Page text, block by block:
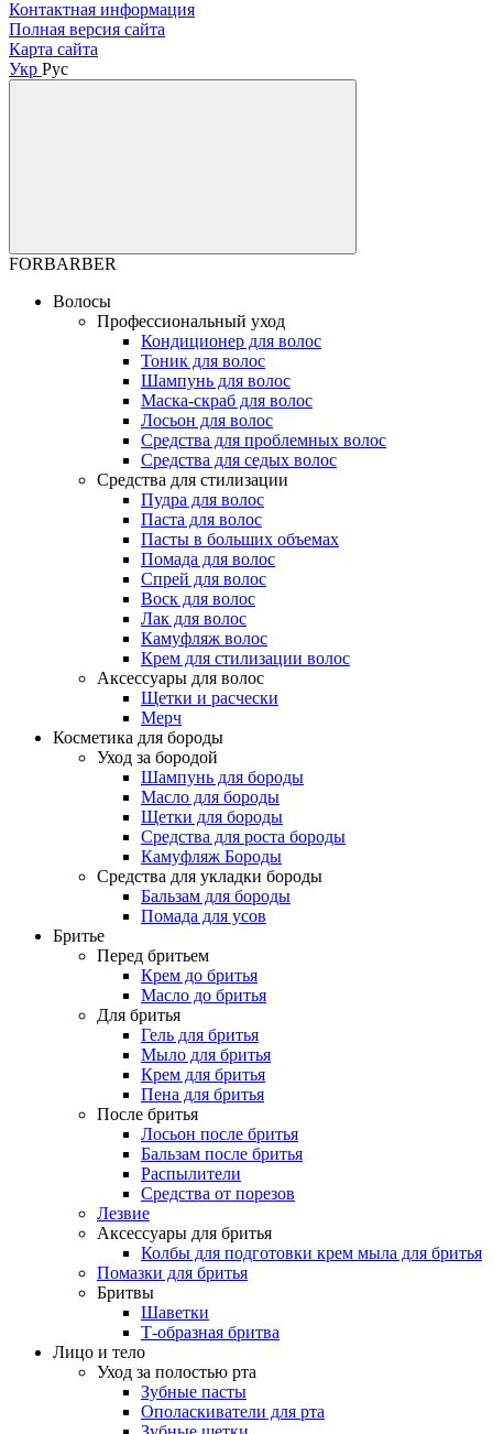
Контактная информация
Полная версия сайта
Карта сайта
Укр Рус
FORBARBER
Волосы
Профессиональный уход
Кондиционер для волос
Тоник для волос
Шампунь для волос
Маска-скраб для волос
Лосьон для волос
Средства для проблемных волос
Средства для седых волос
Средства для стилизации
Пудра для волос
Паста для волос
Пасты в больших объемах
Помада для волос
Спрей для волос
Воск для волос
Лак для волос
Камуфляж волос
Крем для стилизации волос
Аксессуары для волос
Щетки и расчески
Мерч
Косметика для бороды
Уход за бородой
Шампунь для бороды
Масло для бороды
Щетки для бороды
Средства для роста бороды
Камуфляж Бороды
Средства для укладки бороды
Бальзам для бороды
Помада для усов
Бритье
Перед бритьем
Крем до бритья
Масло до бритья
Для бритья
Гель для бритья
Мыло для бритья
Крем для бритья
Пена для бритья
После бритья
Лосьон после бритья
Бальзам после бритья
Распылители
Средства от порезов
Лезвие
Аксессуары для бритья
Колбы для подготовки крем мыла для бритья
Помазки для бритья
Бритвы
Шаветки
Т-образная бритва
Лицо и тело
Уход за полостью рта
Зубные пасты
Ополаскиватели для рта